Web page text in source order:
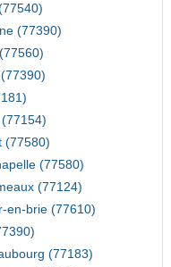
(77390)
(77580)
(77580)
(77124)
en-brie (77610)
(77183)